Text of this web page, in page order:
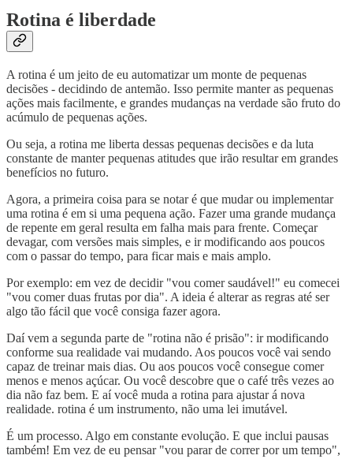
Rotina é liberdade
A rotina é um jeito de eu automatizar um monte de pequenas
decisões - decidindo de antemão. Isso permite manter as pequenas
ações mais facilmente, e grandes mudanças na verdade são fruto do
acúmulo de pequenas ações.
Ou seja, a rotina me liberta dessas pequenas decisões e da luta
constante de manter pequenas atitudes que irão resultar em grandes
benefícios no futuro.
Agora, a primeira coisa para se notar é que mudar ou implementar
uma rotina é em si uma pequena ação. Fazer uma grande mudança
de repente em geral resulta em falha mais para frente. Começar
devagar, com versões mais simples, e ir modificando aos poucos
com o passar do tempo, para ficar mais e mais amplo.
Por exemplo: em vez de decidir "vou comer saudável!" eu comecei
"vou comer duas frutas por dia". A ideia é alterar as regras até ser
algo tão fácil que você consiga fazer agora.
Daí vem a segunda parte de "rotina não é prisão": ir modificando
conforme sua realidade vai mudando. Aos poucos você vai sendo
capaz de treinar mais dias. Ou aos poucos você consegue comer
menos e menos açúcar. Ou você descobre que o café três vezes ao
dia não faz bem. E aí você muda a rotina para ajustar á nova
realidade. rotina é um instrumento, não uma lei imutável.
É um processo. Algo em constante evolução. E que inclui pausas
também! Em vez de eu pensar "vou parar de correr por um tempo",